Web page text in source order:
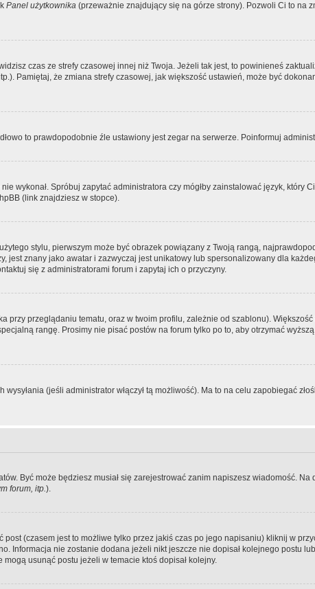
Panel użytkownika (przeważnie znajdujący się na górze strony). Pozwoli Ci to na
czas ze strefy czasowej innej niż Twoja. Jeżeli tak jest, to powinieneś
Pamiętaj, że zmiana strefy czasowej, jak większość ustawień, może być
to prawdopodobnie źle ustawiony jest zegar na serwerze. Poinformuj
wykonał. Spróbuj zapytać administratora czy mógłby zainstalować język, który
(link znajdziesz w stopce).
stylu, pierwszym może być obrazek powiązany z Twoją rangą,
jest znany jako awatar i zazwyczaj jest unikatowy lub spersonalizowany dla
się z administratorami forum i zapytaj ich o przyczyny.
przeglądaniu tematu, oraz w twoim profilu, zależnie od szablonu).
rangę. Prosimy nie pisać postów na forum tylko po to, aby otrzymać
(jeśli administrator włączył tą możliwość). Ma to na celu zapobiegać
Być może będziesz musiał się zarejestrować zanim napiszesz wiadomość.
forum, itp.).
(czasem jest to możliwe tylko przez jakiś czas po jego napisaniu) kliknij w
nie zostanie dodana jeżeli nikt jeszcze nie dopisał kolejnego postu
usunąć postu jeżeli w temacie ktoś dopisał kolejny.